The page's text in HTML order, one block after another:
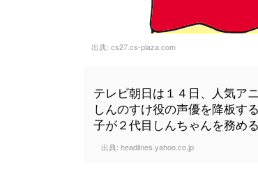
出典: cs27.cs-plaza.com
テレビ朝日は１４日、人気ア
しんのすけ役の声優を降板す
子が２代目しんちゃんを務め
出典: headlines.yahoo.co.jp